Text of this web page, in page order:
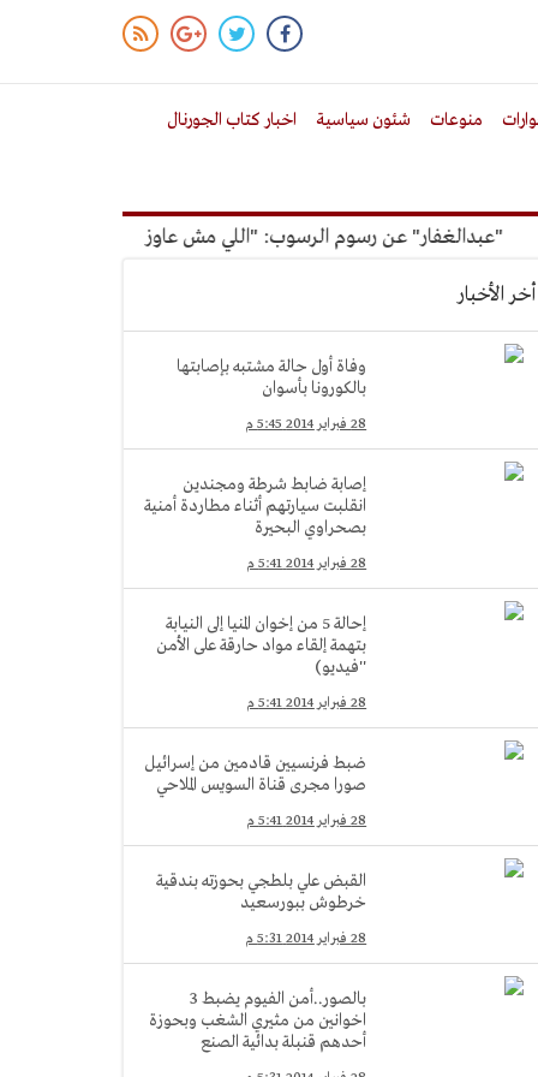
منوعات شئون سياسية اخبار كتاب الجورنال
"عبدالغفار" عن رسوم الرسوب: "اللي مش عاوز يتعلم ملوش مجانية"
أخر الأخبار
وفاة أول حالة مشتبه بإصابتها
بالكورونا بأسوان
28 فبراير 2014 5:45 م
إصابة ضابط شرطة ومجندين
انقلبت سيارتهم أثناء مطاردة أمنية
بصحراوي البحيرة
28 فبراير 2014 5:41 م
إحالة 5 من إخوان المنيا إلى النيابة
بتهمة إلقاء مواد حارقة على الأمن
''فيديو)
28 فبراير 2014 5:41 م
ضبط فرنسيين قادمين من إسرائيل
صورا مجرى قناة السويس الملاحي
28 فبراير 2014 5:41 م
القبض علي بلطجي بحوزته بندقية
خرطوش ببورسعيد
28 فبراير 2014 5:31 م
بالصور..أمن الفيوم يضبط 3
اخوانين من مثيري الشغب وبحوزة
أحدهم قنبلة بدائية الصنع